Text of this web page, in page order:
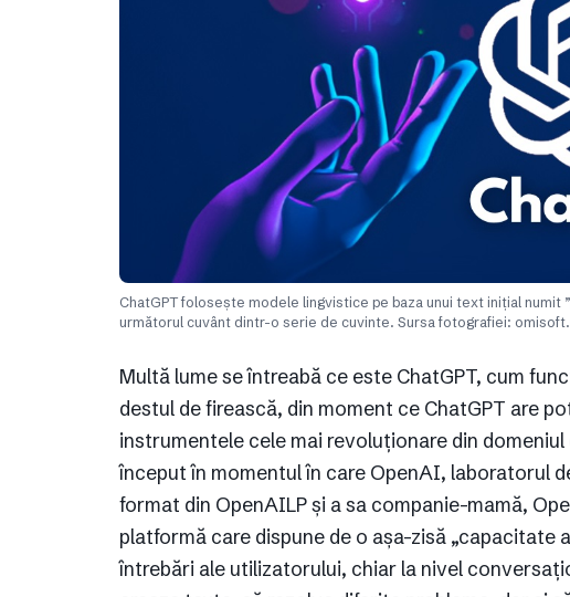
ChatGPT folosește modele lingvistice pe baza unui text inițial numit
următorul cuvânt dintr-o serie de cuvinte. Sursa fotografiei:
Multă lume se întreabă ce este ChatGPT, cum
destul de firească, din moment ce ChatGPT are
instrumentele cele mai revoluționare din
început în momentul în care OpenAI, laboratorul
format din OpenAILP și a sa companie-mamă,
platformă care dispune de o așa-zisă „capacitate
întrebări ale utilizatorului, chiar la nivel